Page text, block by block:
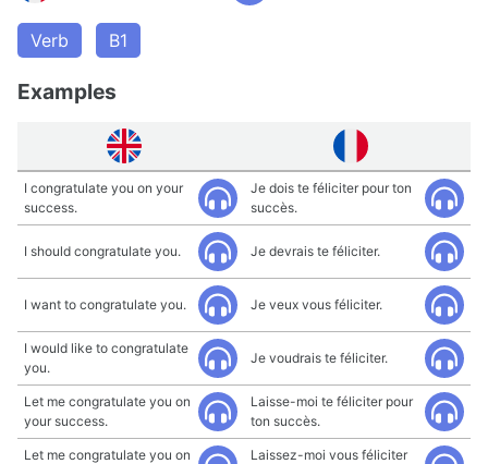
Verb B1
Examples
I congratulate you on your
success.
Je dois te féliciter pour ton
succès.
I should congratulate you. Je devrais te féliciter.
I want to congratulate you. Je veux vous féliciter.
I would like to congratulate
you.
Je voudrais te féliciter.
Let me congratulate you on
your success.
Laisse-moi te féliciter pour
ton succès.
Let me congratulate you on
Laissez-moi vous féliciter